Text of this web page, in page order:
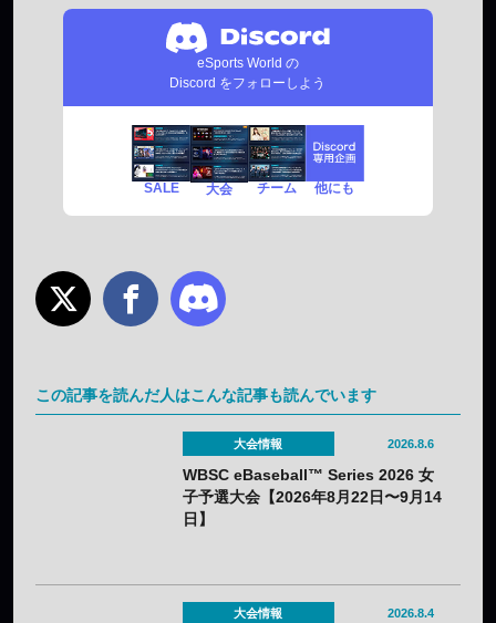
eSports World の
Discord をフォローしよう
SALE 大会 チーム 他にも
この記事を読んだ人はこんな記事も読んでいます
大会情報 2026.8.6
WBSC eBaseball™ Series 2026 女
子予選大会【2026年8月22日〜9月14
日】
大会情報 2026.8.4